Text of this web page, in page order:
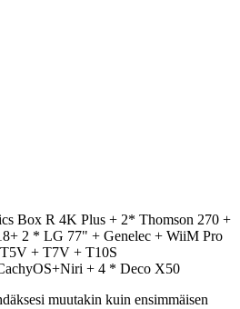
Box R 4K Plus + 2* Thomson 270 +
2 * LG 77" + Genelec + WiiM Pro
+ T7V + T10S
+ 4 * Deco X50
muutakin kuin ensimmäisen